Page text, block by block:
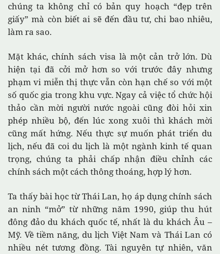
chúng ta không chỉ có bản quy hoạch “đẹp trên
giấy” mà còn biết ai sẽ đến đầu tư, chi bao nhiêu,
làm ra sao.
Mặt khác, chính sách visa là một cản trở lớn. Dù
hiện tại đã cởi mở hơn so với trước đây nhưng
phạm vi miễn thị thực vẫn còn hạn chế so với một
số quốc gia trong khu vực. Ngay cả việc tổ chức hội
thảo cần mời người nước ngoài cũng đòi hỏi xin
phép nhiều bộ, đến lúc xong xuôi thì khách mời
cũng mất hứng. Nếu thực sự muốn phát triển du
lịch, nếu đã coi du lịch là một ngành kinh tế quan
trọng, chúng ta phải chấp nhận điều chỉnh các
chính sách một cách thông thoáng, hợp lý hơn.
Ta thấy bài học từ Thái Lan, họ áp dụng chính sách
an ninh “mở” từ những năm 1990, giúp thu hút
đông đảo du khách quốc tế, nhất là du khách Âu –
Mỹ. Về tiềm năng, du lịch Việt Nam và Thái Lan có
nhiều nét tương đồng. Tài nguyên tự nhiên, văn